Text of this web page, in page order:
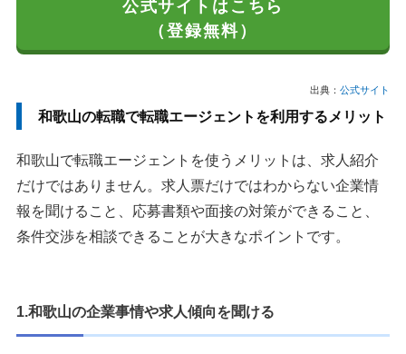
公式サイトはこちら
（登録無料）
出典： 公式サイト
和歌山の転職で転職エージェントを利用するメリット
和歌山で転職エージェントを使うメリットは、求人紹介
だけではありません。求人票だけではわからない企業情
報を聞けること、応募書類や面接の対策ができること、
条件交渉を相談できることが大きなポイントです。
1.和歌山の企業事情や求人傾向を聞ける